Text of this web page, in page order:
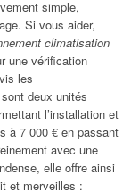
simple,
Si vous aider,
climatisation
une vérification
les
deux unités
l’installation et
à 7 000 € en passant
avec une
elle offre ainsi
et merveilles :